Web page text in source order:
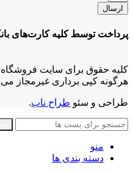
ارسال
پرداخت توسط کلیه کارت‌های
کلیه حقوق برای سایت
هرگونه کپی برداری غیرمجاز می
طراحی و سئو طراح ناب.
منو
دسته بندی ها